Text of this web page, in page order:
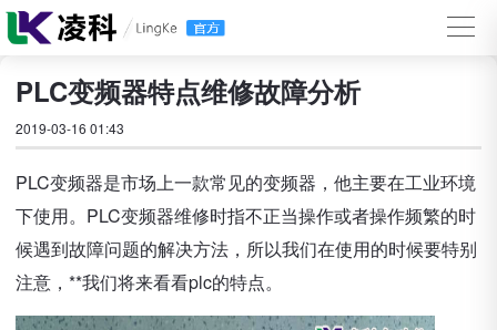
PLC变频器特点维修故障分析
2019-03-16 01:43
PLC变频器是市场上一款常见的变频器，他主要在工业环境
下使用。PLC变频器维修时指不正当操作或者操作频繁的时
候遇到故障问题的解决方法，所以我们在使用的时候要特别
注意，**我们将来看看plc的特点。